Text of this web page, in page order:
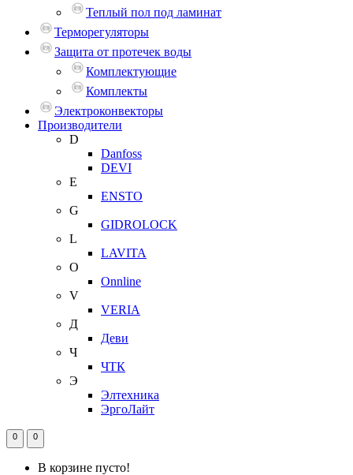
Теплый пол под ламинат
Терморегуляторы
Защита от протечек воды
Комплектующие
Комплекты
Электроконвекторы
Производители
D
Danfoss
DEVI
E
ENSTO
G
GIDROLOCK
L
LAVITA
O
Onnline
V
VERIA
Д
Деви
Ч
ЧТК
Э
Элтехника
ЭргоЛайт
0 0
В корзине пусто!